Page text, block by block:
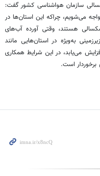
سازمان هواشناسی کشور گفت:
می‌شویم، چراکه این استان‌ها در
هستند، وقتی آورده آب‌های
به‌ویژه در استان‌هایی مانند
می‌یابد، در این شرایط همکاری
است.